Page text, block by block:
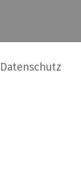
Datenschutz